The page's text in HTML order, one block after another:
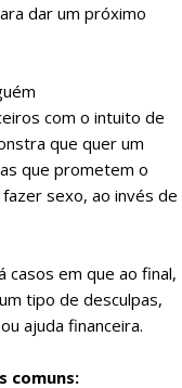
dar um próximo
com o intuito de
que quer um
que prometem o
sexo, ao invés de
casos em que ao final,
tipo de desculpas,
ajuda financeira.
comuns: